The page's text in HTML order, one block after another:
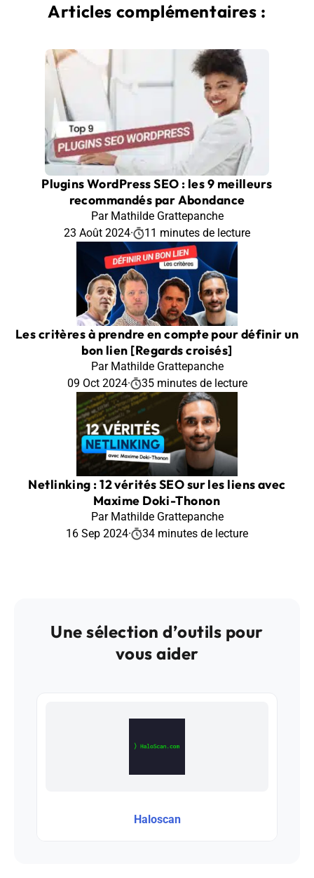
Articles complémentaires :
Plugins WordPress SEO : les 9 meilleurs
recommandés par Abondance
Par Mathilde Grattepanche
23 Août 2024· 11 minutes de lecture
Les critères à prendre en compte pour définir un
bon lien [Regards croisés]
Par Mathilde Grattepanche
09 Oct 2024· 35 minutes de lecture
Netlinking : 12 vérités SEO sur les liens avec
Maxime Doki-Thonon
Par Mathilde Grattepanche
16 Sep 2024· 34 minutes de lecture
Une sélection d’outils pour
vous aider
Haloscan